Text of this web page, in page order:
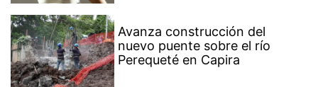
Avanza construcción del
nuevo puente sobre el río
Perequeté en Capira